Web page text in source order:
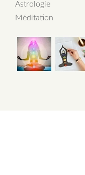
Astrologie
Méditation